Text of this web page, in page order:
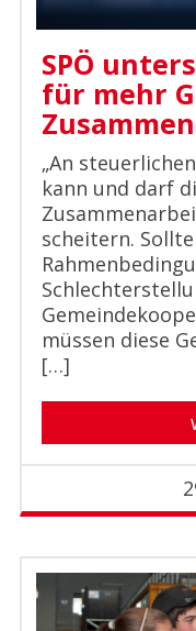
SPÖ
für mehr
„An
kann und darf
scheitern.
müssen diese
[…]